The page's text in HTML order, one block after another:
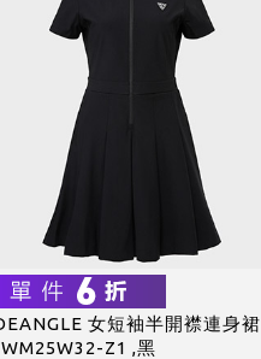
女短袖半開襟連身裙
Z1 ,黑